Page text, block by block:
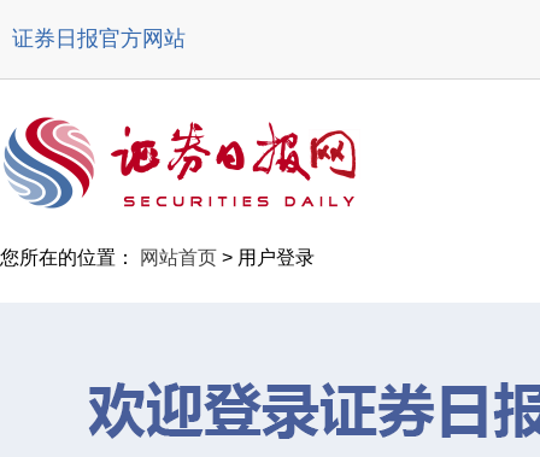
证券日报官方网站
您所在的位置： 网站首页 > 用户登录